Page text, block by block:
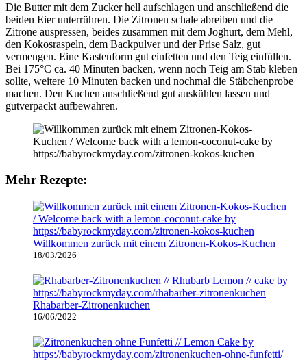
Die Butter mit dem Zucker hell aufschlagen und anschließend die
beiden Eier unterrühren. Die Zitronen schale abreiben und die
Zitrone auspressen, beides zusammen mit dem Joghurt, dem Mehl,
den Kokosraspeln, dem Backpulver und der Prise Salz, gut
vermengen. Eine Kastenform gut einfetten und den Teig einfüllen.
Bei 175°C ca. 40 Minuten backen, wenn noch Teig am Stab kleben
sollte, weitere 10 Minuten backen und nochmal die Stäbchenprobe
machen. Den Kuchen anschließend gut auskühlen lassen und
gutverpackt aufbewahren.
Mehr Rezepte:
Willkommen zurück mit einem Zitronen-Kokos-Kuchen
18/03/2026
Rhabarber-Zitronenkuchen
16/06/2022